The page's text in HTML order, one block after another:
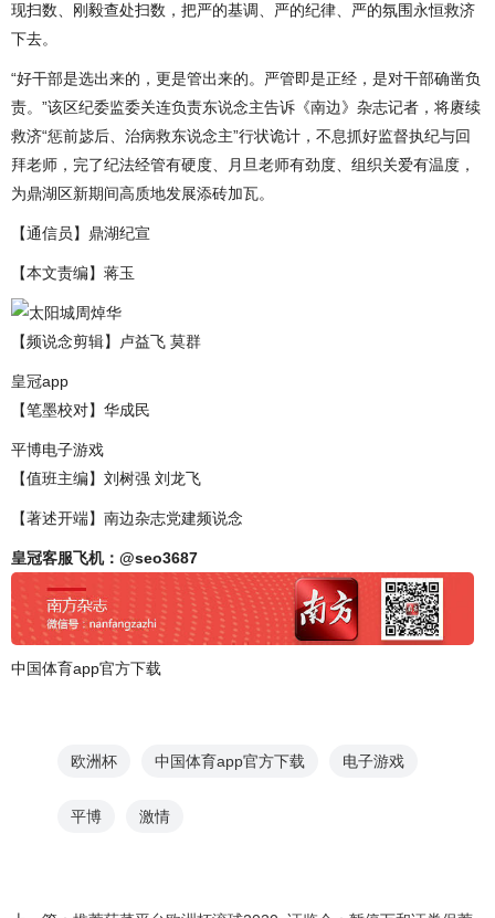
现扫数、刚毅查处扫数，把严的基调、严的纪律、严的氛围永恒救济
下去。
“好干部是选出来的，更是管出来的。严管即是正经，是对干部确凿负
责。”该区纪委监委关连负责东说念主告诉《南边》杂志记者，将赓续
救济“惩前毖后、治病救东说念主”行状诡计，不息抓好监督执纪与回
拜老师，完了纪法经管有硬度、月旦老师有劲度、组织关爱有温度，
为鼎湖区新期间高质地发展添砖加瓦。
【通信员】鼎湖纪宣
【本文责编】蒋玉
【频说念剪辑】卢益飞 莫群
皇冠app
【笔墨校对】华成民
平博电子游戏
【值班主编】刘树强 刘龙飞
【著述开端】南边杂志党建频说念
皇冠客服飞机：@seo3687
中国体育app官方下载
欧洲杯 中国体育app官方下载 电子游戏
平博 激情